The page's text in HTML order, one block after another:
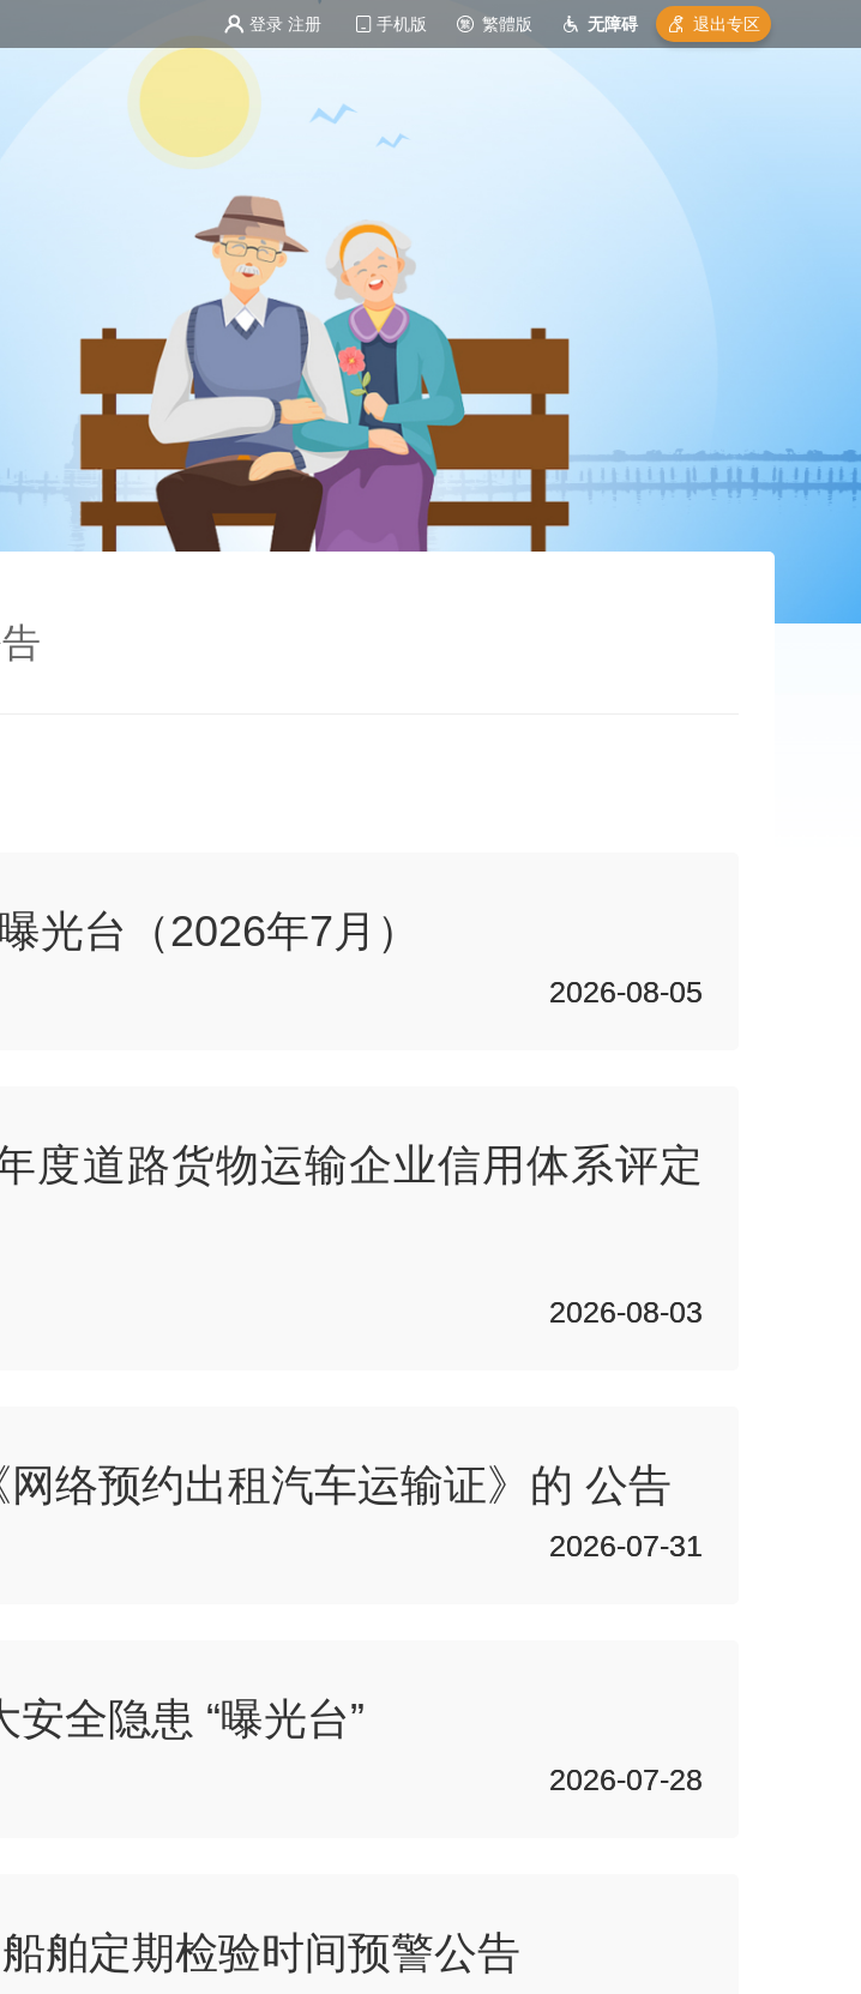
登录 注册 手机版 繁體版 无障碍 退出专区
2026-08-05
光台（2026年7月）
2026-08-05
2026-08-03
度道路货物运输企业信用体系评定
2026-08-03
2026-07-31
络预约出租汽车运输证》的 公告
2026-07-31
2026-07-28
全隐患 “曝光台”
2026-07-28
舶定期检验时间预警公告